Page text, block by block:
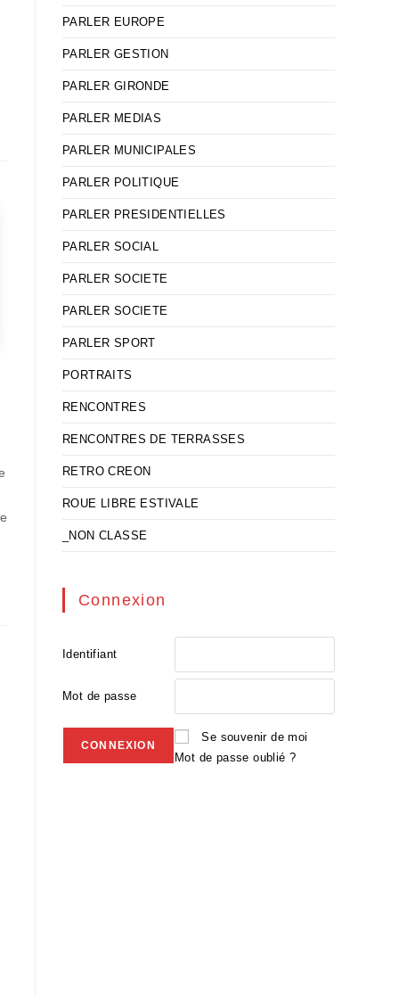
PARLER EUROPE
PARLER GESTION
PARLER GIRONDE
PARLER MEDIAS
PARLER MUNICIPALES
PARLER POLITIQUE
PARLER PRESIDENTIELLES
PARLER SOCIAL
PARLER SOCIETE
PARLER SOCIETE
PARLER SPORT
PORTRAITS
RENCONTRES
RENCONTRES DE TERRASSES
RETRO CREON
ROUE LIBRE ESTIVALE
_NON CLASSE
Connexion
Identifiant
Mot de passe
Se souvenir de moi
Mot de passe oublié ?